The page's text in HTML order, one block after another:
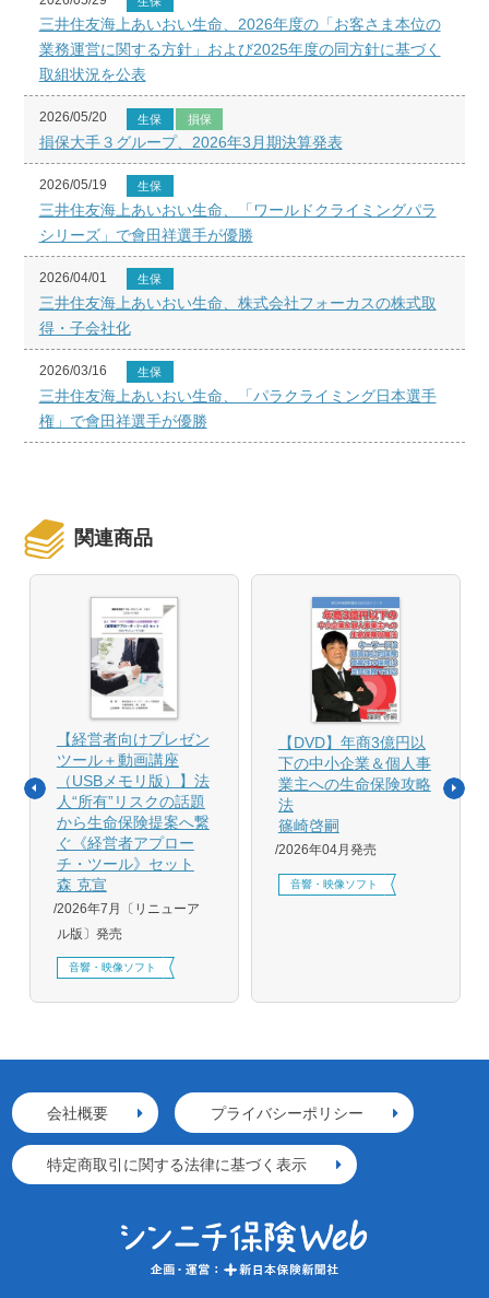
三井住友海上あいおい生命、2026年度の「お客さま本位の
業務運営に関する方針」および2025年度の同方針に基づく
取組状況を公表
2026/05/20 生保 損保
損保大手３グループ、2026年3月期決算発表
2026/05/19 生保
三井住友海上あいおい生命、「ワールドクライミングパラ
シリーズ」で會田祥選手が優勝
2026/04/01 生保
三井住友海上あいおい生命、株式会社フォーカスの株式取
得・子会社化
2026/03/16 生保
三井住友海上あいおい生命、「パラクライミング日本選手
権」で會田祥選手が優勝
関連商品
【経営者向けプレゼン
ツール＋動画講座
（USBメモリ版）】法
人“所有”リスクの話題
から生命保険提案へ繋
ぐ《経営者アプロー
チ・ツール》セット
森 克宣
2026年7月〔リニューア
ル版〕発売
音響・映像ソフト
【DVD】年商3億円以
下の中小企業＆個人事
業主への生命保険攻略
法
篠崎啓嗣
2026年04月発売
音響・映像ソフト
会社概要 プライバシーポリシー
特定商取引に関する法律に基づく表示